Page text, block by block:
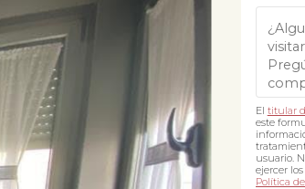
El titular
este
usuario.
ejercer
Política